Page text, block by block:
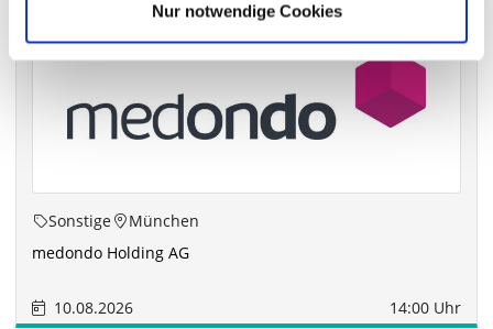
Nur notwendige Cookies
Sonstige
München
medondo Holding AG
10.08.2026 14:00 Uhr